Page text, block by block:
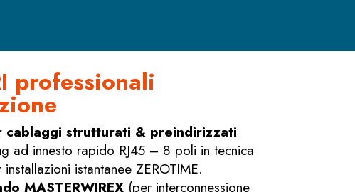
professionali
cablaggi strutturati & preindirizzati
ad innesto rapido RJ45 – 8 poli in tecnica
istantanee ZEROTIME.
MASTERWIREX(per interconnessione